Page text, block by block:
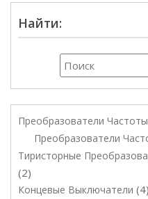
Найти:
Преобразователи Частоты
Преобразователи
Тиристорные
2
Концевые Выключатели 4